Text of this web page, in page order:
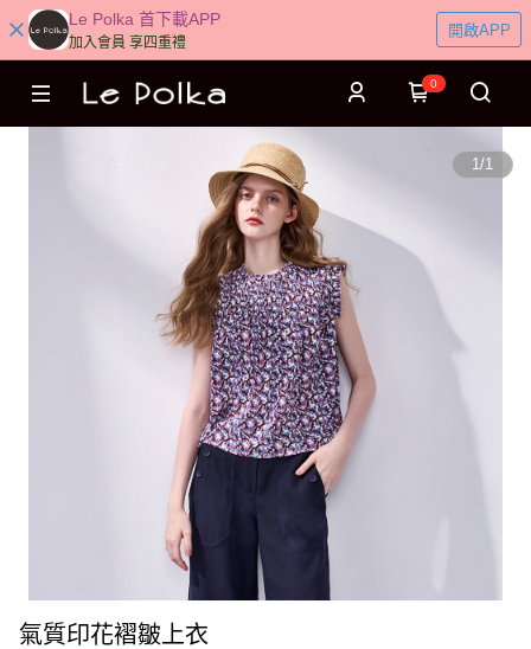
Le Polka 首下載APP
加入會員 享四重禮
開啟APP
0
1/1
氣質印花褶皺上衣